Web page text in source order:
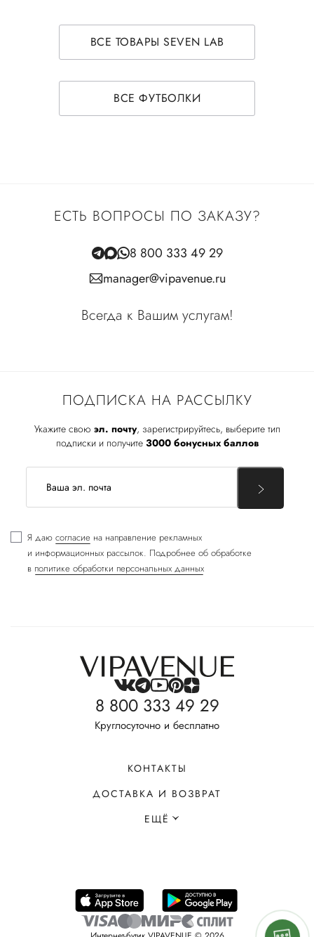
ВСЕ ТОВАРЫ SEVEN LAB
ВСЕ ФУТБОЛКИ
ПОДПИСКА НА РАССЫЛКУ
Укажите свою эл. почту, зарегистрируйтесь, выберите тип
подписки и получите 3000 бонусных баллов
Я даю согласие на направление рекламных
и информационных рассылок. Подробнее об обработке
в политике обработки персональных данных
ЕСТЬ ВОПРОСЫ ПО ЗАКАЗУ?
8 800 333 49 29
manager@vipavenue.ru
Всегда к Вашим услугам!
8 800 333 49 29
Круглосуточно и бесплатно
КОНТАКТЫ
ДОСТАВКА И ВОЗВРАТ
ЕЩЁ